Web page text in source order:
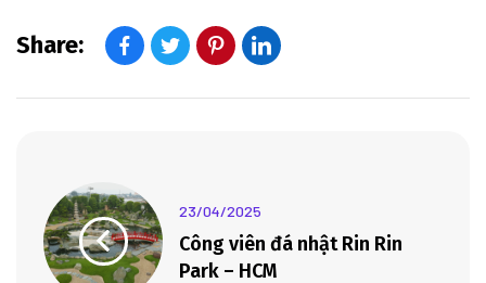
Share:
23/04/2025
Công viên đá nhật Rin Rin
Park – HCM